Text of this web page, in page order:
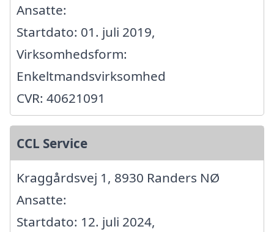
Ansatte:
Startdato: 01. juli 2019,
Virksomhedsform:
Enkeltmandsvirksomhed
CVR: 40621091
CCL Service
Kraggårdsvej 1, 8930 Randers NØ
Ansatte:
Startdato: 12. juli 2024,